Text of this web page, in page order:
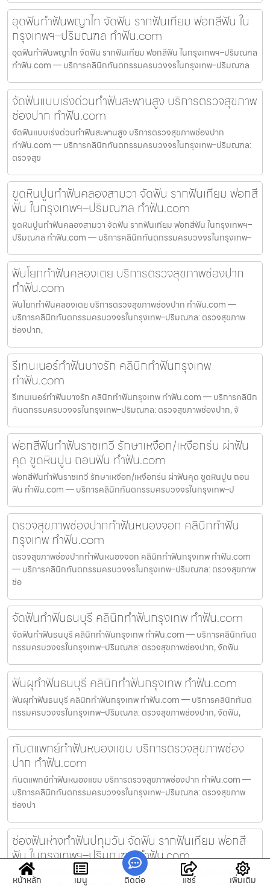
อุดฟันทำฟันพญาไท จัดฟัน รากฟันเทียม ฟอกสีฟัน ใน
กรุงเทพฯ–ปริมณฑล ทำฟัน.com
อุดฟันทำฟันพญาไท จัดฟัน รากฟันเทียม ฟอกสีฟัน ในกรุงเทพฯ–ปริมณฑล
ทำฟัน.com — บริการคลินิกทันตกรรมครบวงจรในกรุงเทพ–ปริมณฑล
จัดฟันแบบเร่งด่วนทำฟันสะพานสูง บริการตรวจสุขภาพ
ช่องปาก ทำฟัน.com
จัดฟันแบบเร่งด่วนทำฟันสะพานสูง บริการตรวจสุขภาพช่องปาก
ทำฟัน.com — บริการคลินิกทันตกรรมครบวงจรในกรุงเทพ–ปริมณฑล:
ตรวจสุข
ขูดหินปูนทำฟันคลองสามวา จัดฟัน รากฟันเทียม ฟอกสี
ฟัน ในกรุงเทพฯ–ปริมณฑล ทำฟัน.com
ขูดหินปูนทำฟันคลองสามวา จัดฟัน รากฟันเทียม ฟอกสีฟัน ในกรุงเทพฯ–
ปริมณฑล ทำฟัน.com — บริการคลินิกทันตกรรมครบวงจรในกรุงเทพ–
ฟันโยกทำฟันคลองเตย บริการตรวจสุขภาพช่องปาก
ทำฟัน.com
ฟันโยกทำฟันคลองเตย บริการตรวจสุขภาพช่องปาก ทำฟัน.com —
บริการคลินิกทันตกรรมครบวงจรในกรุงเทพ–ปริมณฑล: ตรวจสุขภาพ
ช่องปาก,
รีเทนเนอร์ทำฟันบางรัก คลินิกทำฟันกรุงเทพ
ทำฟัน.com
รีเทนเนอร์ทำฟันบางรัก คลินิกทำฟันกรุงเทพ ทำฟัน.com — บริการคลินิก
ทันตกรรมครบวงจรในกรุงเทพ–ปริมณฑล: ตรวจสุขภาพช่องปาก, จั
ฟอกสีฟันทำฟันราชเทวี รักษาเหงือก/เหงือกร่น ผ่าฟัน
คุด ขูดหินปูน ถอนฟัน ทำฟัน.com
ฟอกสีฟันทำฟันราชเทวี รักษาเหงือก/เหงือกร่น ผ่าฟันคุด ขูดหินปูน ถอน
ฟัน ทำฟัน.com — บริการคลินิกทันตกรรมครบวงจรในกรุงเทพ–ป
ตรวจสุขภาพช่องปากทำฟันหนองจอก คลินิกทำฟัน
กรุงเทพ ทำฟัน.com
ตรวจสุขภาพช่องปากทำฟันหนองจอก คลินิกทำฟันกรุงเทพ ทำฟัน.com
— บริการคลินิกทันตกรรมครบวงจรในกรุงเทพ–ปริมณฑล: ตรวจสุขภาพ
ช่อ
จัดฟันทำฟันธนบุรี คลินิกทำฟันกรุงเทพ ทำฟัน.com
จัดฟันทำฟันธนบุรี คลินิกทำฟันกรุงเทพ ทำฟัน.com — บริการคลินิกทันต
กรรมครบวงจรในกรุงเทพ–ปริมณฑล: ตรวจสุขภาพช่องปาก, จัดฟัน
ฟันผุทำฟันธนบุรี คลินิกทำฟันกรุงเทพ ทำฟัน.com
ฟันผุทำฟันธนบุรี คลินิกทำฟันกรุงเทพ ทำฟัน.com — บริการคลินิกทันต
กรรมครบวงจรในกรุงเทพ–ปริมณฑล: ตรวจสุขภาพช่องปาก, จัดฟัน,
ทันตแพทย์ทำฟันหนองแขม บริการตรวจสุขภาพช่อง
ปาก ทำฟัน.com
ทันตแพทย์ทำฟันหนองแขม บริการตรวจสุขภาพช่องปาก ทำฟัน.com —
บริการคลินิกทันตกรรมครบวงจรในกรุงเทพ–ปริมณฑล: ตรวจสุขภาพ
ช่องปา
ช่องฟันห่างทำฟันปทุมวัน จัดฟัน รากฟันเทียม ฟอกสี
ฟัน ในกรุงเทพฯ–ปริมณฑล ทำฟัน.com
ช่องฟันห่างทำฟันปทุมวัน จัดฟัน รากฟันเทียม ฟอกสีฟัน ในกรุงเทพฯ–
หน้าหลัก เมนู ติดต่อ แชร์ เพิ่มเติม